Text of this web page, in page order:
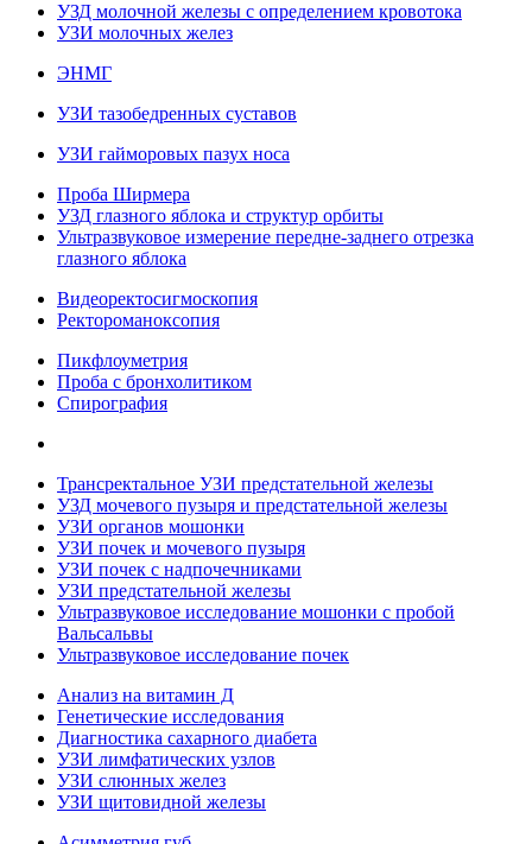
УЗД молочной железы с определением кровотока
УЗИ молочных желез
ЭНМГ
УЗИ тазобедренных суставов
УЗИ гайморовых пазух носа
Проба Ширмера
УЗД глазного яблока и структур орбиты
Ультразвуковое измерение передне-заднего отрезка
глазного яблока
Видеоректосигмоскопия
Ректороманоксопия
Пикфлоуметрия
Проба с бронхолитиком
Спирография
Трансректальное УЗИ предстательной железы
УЗД мочевого пузыря и предстательной железы
УЗИ органов мошонки
УЗИ почек и мочевого пузыря
УЗИ почек с надпочечниками
УЗИ предстательной железы
Ультразвуковое исследование мошонки с пробой
Вальсальвы
Ультразвуковое исследование почек
Анализ на витамин Д
Генетические исследования
Диагностика сахарного диабета
УЗИ лимфатических узлов
УЗИ слюнных желез
УЗИ щитовидной железы